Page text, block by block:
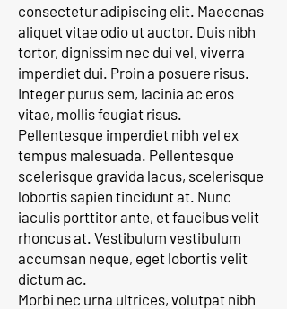
consectetur adipiscing elit. Maecenas
aliquet vitae odio ut auctor. Duis nibh
tortor, dignissim nec dui vel, viverra
imperdiet dui. Proin a posuere risus.
Integer purus sem, lacinia ac eros
vitae, mollis feugiat risus.
Pellentesque imperdiet nibh vel ex
tempus malesuada. Pellentesque
scelerisque gravida lacus, scelerisque
lobortis sapien tincidunt at. Nunc
iaculis porttitor ante, et faucibus velit
rhoncus at. Vestibulum vestibulum
accumsan neque, eget lobortis velit
dictum ac.
Morbi nec urna ultrices, volutpat nibh